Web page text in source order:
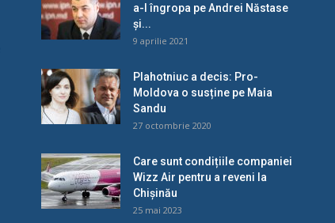
a-l îngropa pe Andrei Năstase
și...
9 aprilie 2021
Plahotniuc a decis: Pro-
Moldova o susține pe Maia
Sandu
27 octombrie 2020
Care sunt condițiile companiei
Wizz Air pentru a reveni la
Chișinău
25 mai 2023